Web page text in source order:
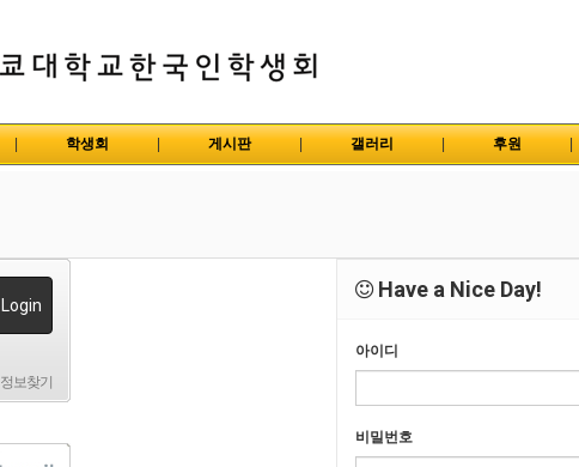
학생회 게시판 갤러리 후원
Have a Nice Day!
아이디
비밀번호
Login
정보찾기